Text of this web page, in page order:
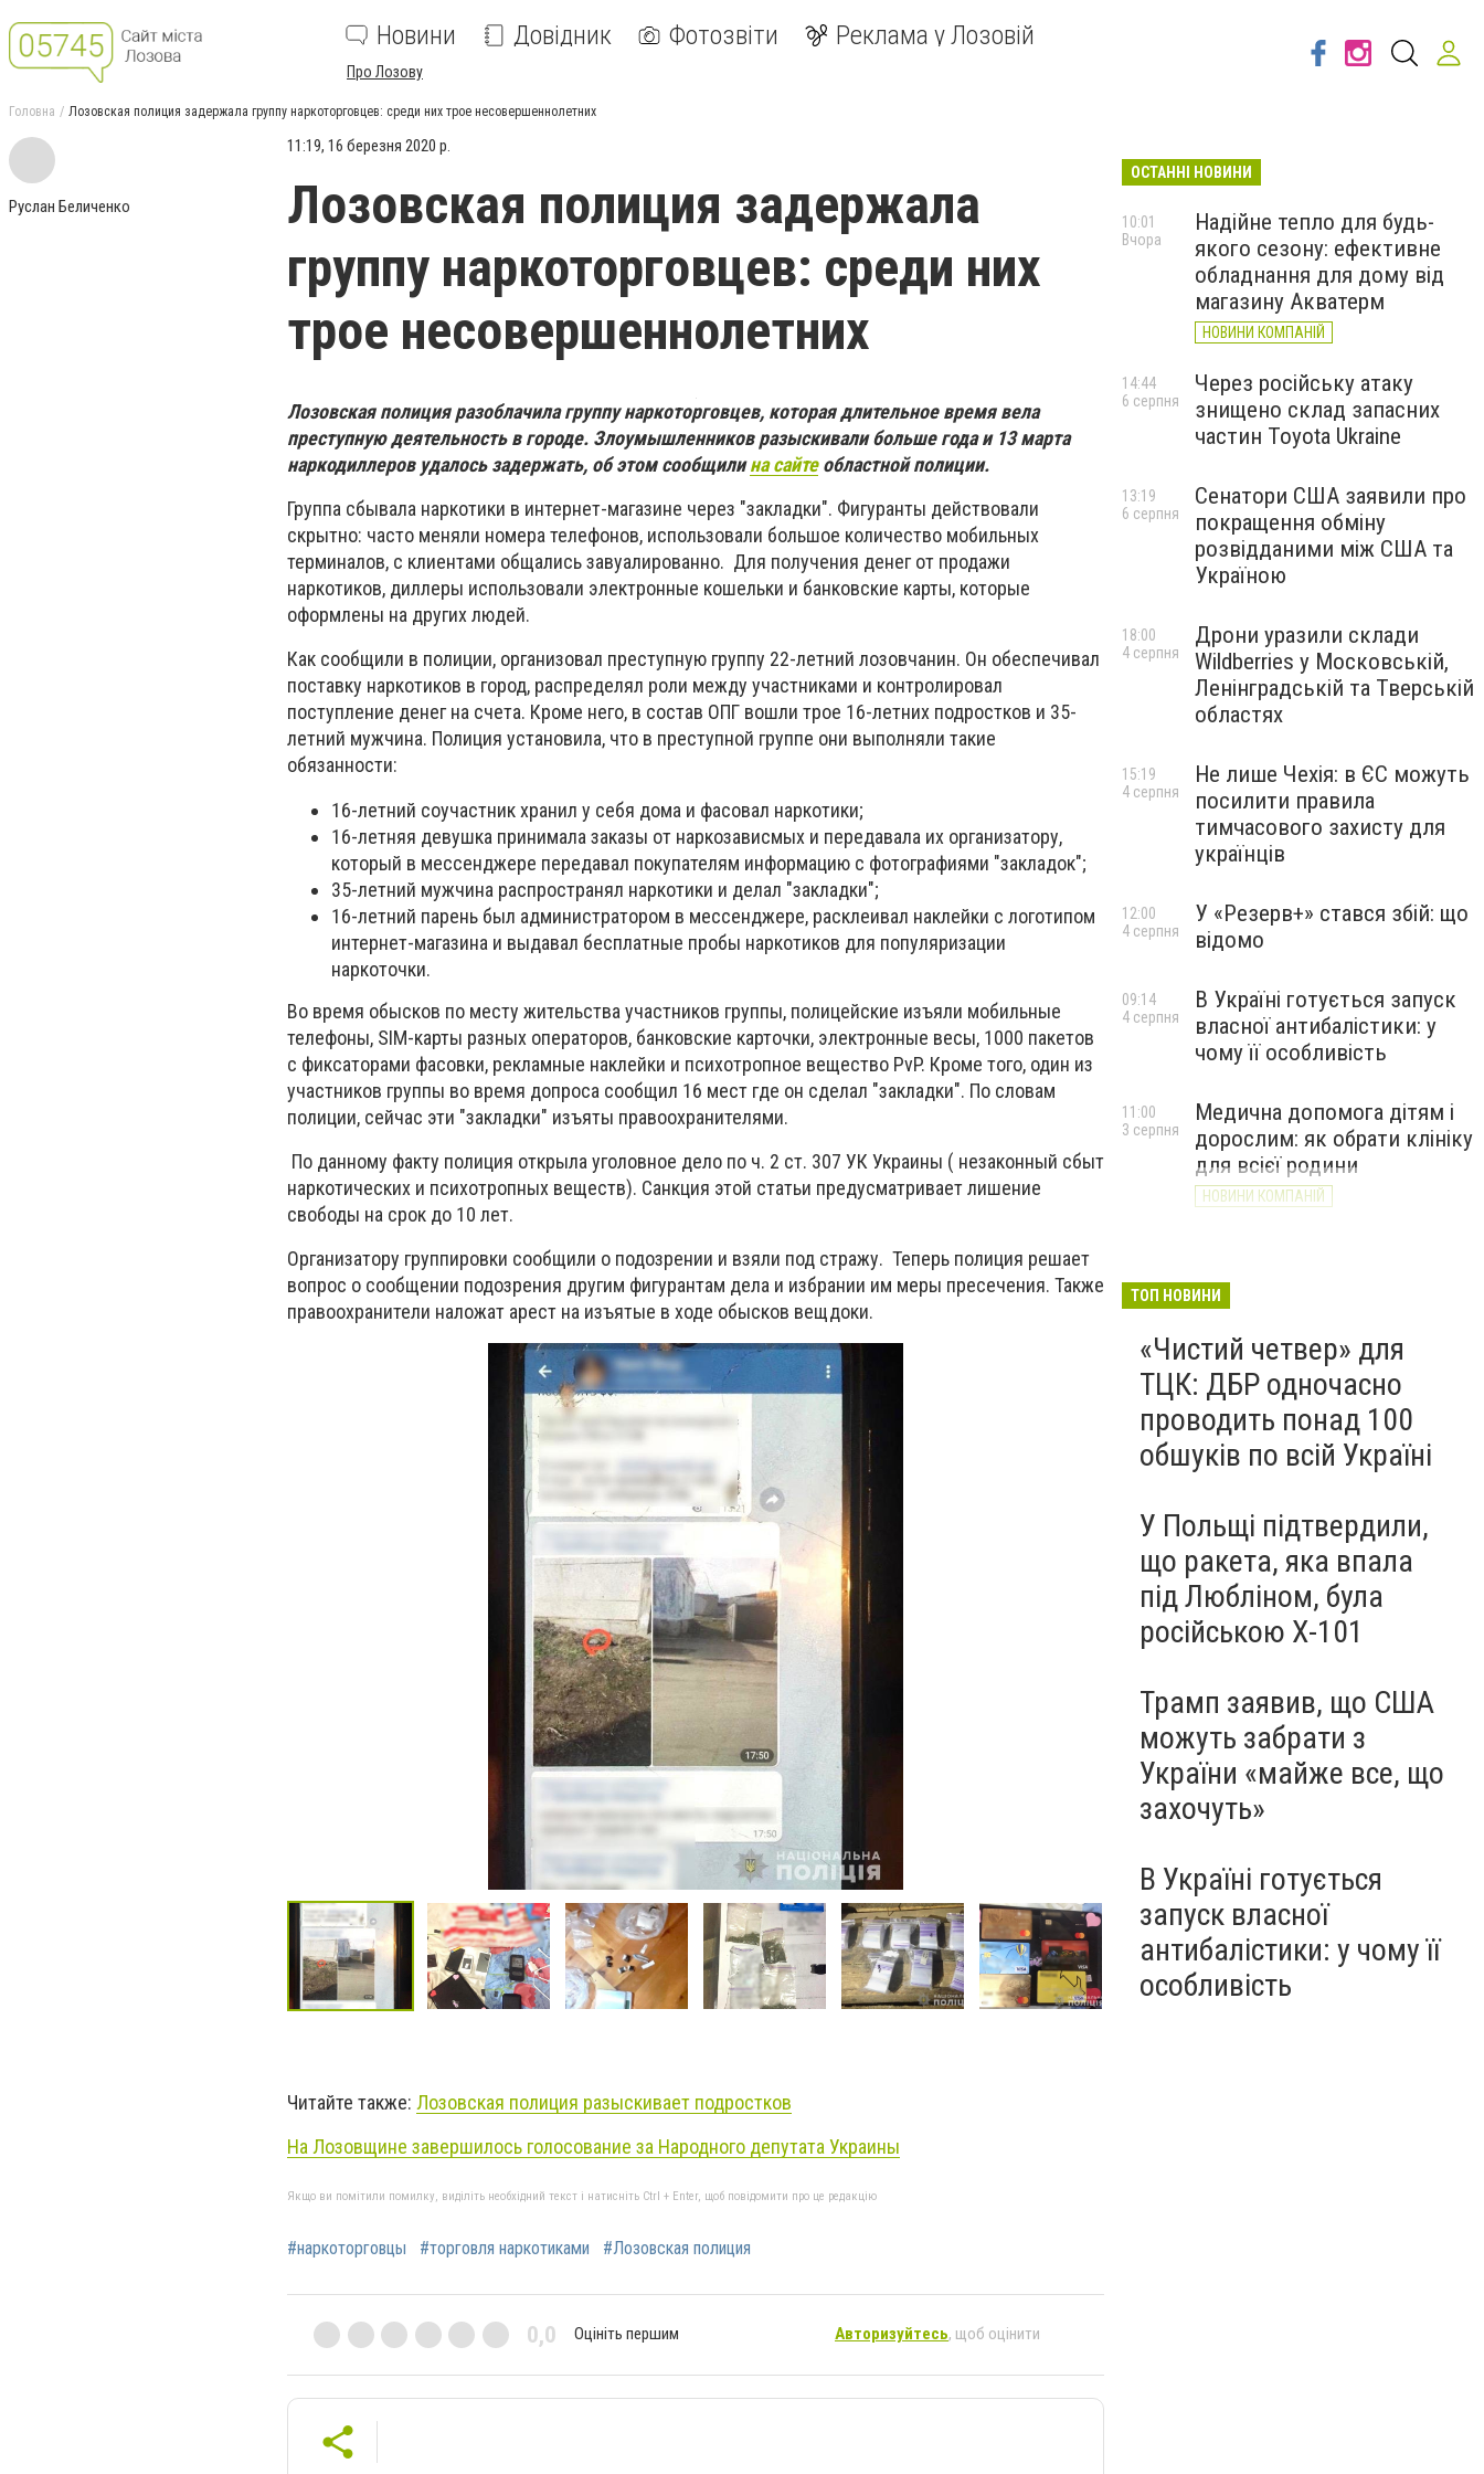
Новини Довідник Фотозвіти Реклама у Лозовій
Про Лозову
Головна Лозовская полиция задержала группу наркоторговцев: среди них трое несовершеннолетних
Руслан Беличенко
11:19, 16 березня 2020 р.
Лозовская полиция задержала
группу наркоторговцев: среди них
трое несовершеннолетних
Лозовская полиция разоблачила группу наркоторговцев, которая длительное время вела
преступную деятельность в городе. Злоумышленников разыскивали больше года и 13 марта
наркодиллеров удалось задержать, об этом сообщилина сайтеобластной полиции.
Группа сбывала наркотики в интернет-магазине через "закладки". Фигуранты действовали
скрытно: часто меняли номера телефонов, использовали большое количество мобильных
терминалов, с клиентами общались завуалированно. Для получения денег от продажи
наркотиков, диллеры использовали электронные кошельки и банковские карты, которые
оформлены на других людей.
Как сообщили в полиции, организовал преступную группу 22-летний лозовчанин. Он обеспечивал
поставку наркотиков в город, распределял роли между участниками и контролировал
поступление денег на счета. Кроме него, в состав ОПГ вошли трое 16-летних подростков и 35-
летний мужчина. Полиция установила, что в преступной группе они выполняли такие
обязанности:
16-летний соучастник хранил у себя дома и фасовал наркотики;
16-летняя девушка принимала заказы от наркозависмых и передавала их организатору,
который в мессенджере передавал покупателям информацию с фотографиями "закладок";
35-летний мужчина распространял наркотики и делал "закладки";
16-летний парень был администратором в мессенджере, расклеивал наклейки с логотипом
интернет-магазина и выдавал бесплатные пробы наркотиков для популяризации
наркоточки.
Во время обысков по месту жительства участников группы, полицейские изъяли мобильные
телефоны, SIM-карты разных операторов, банковские карточки, электронные весы, 1000 пакетов
с фиксаторами фасовки, рекламные наклейки и психотропное вещество PvP. Кроме того, один из
участников группы во время допроса сообщил 16 мест где он сделал "закладки". По словам
полиции, сейчас эти "закладки" изъяты правоохранителями.
По данному факту полиция открыла уголовное дело по ч. 2 ст. 307 УК Украины ( незаконный сбыт
наркотических и психотропных веществ). Санкция этой статьи предусматривает лишение
свободы на срок до 10 лет.
Организатору группировки сообщили о подозрении и взяли под стражу. Теперь полиция решает
вопрос о сообщении подозрения другим фигурантам дела и избрании им меры пресечения. Также
правоохранители наложат арест на изъятые в ходе обысков вещдоки.
Читайте также: Лозовская полиция разыскивает подростков
На Лозовщине завершилось голосование за Народного депутата Украины
Якщо ви помітили помилку, виділіть необхідний текст і натисніть Ctrl + Enter, щоб повідомити про це редакцію
#наркоторговцы #торговля наркотиками #Лозовская полиция
0,0 Оцініть першим Авторизуйтесь, щоб оцінити
ОСТАННІ НОВИНИ
Надійне тепло для будь-
якого сезону: ефективне
обладнання для дому від
магазину Акватерм
НОВИНИ КОМПАНІЙ
10:01
Вчора
Через російську атаку
знищено склад запасних
частин Toyota Ukraine
14:44
6 серпня
Сенатори США заявили про
покращення обміну
розвідданими між США та
Україною
13:19
6 серпня
Дрони уразили склади
Wildberries у Московській,
Ленінградській та Тверській
областях
18:00
4 серпня
Не лише Чехія: в ЄС можуть
посилити правила
тимчасового захисту для
українців
15:19
4 серпня
У «Резерв+» стався збій: що
відомо
12:00
4 серпня
В Україні готується запуск
власної антибалістики: у
чому її особливість
09:14
4 серпня
Медична допомога дітям і
дорослим: як обрати клініку
для всієї родини
НОВИНИ КОМПАНІЙ
11:00
3 серпня
ТОП НОВИНИ
«Чистий четвер» для
ТЦК: ДБР одночасно
проводить понад 100
обшуків по всій Україні
У Польщі підтвердили,
що ракета, яка впала
під Любліном, була
російською Х-101
Трамп заявив, що США
можуть забрати з
України «майже все, що
захочуть»
В Україні готується
запуск власної
антибалістики: у чому її
особливість